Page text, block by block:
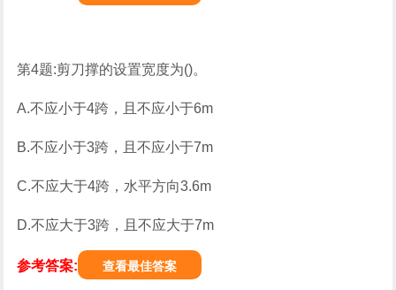
第4题:剪刀撑的设置宽度为()。
A.不应小于4跨，且不应小于6m
B.不应小于3跨，且不应小于7m
C.不应大于4跨，水平方向3.6m
D.不应大于3跨，且不应大于7m
参考答案: 查看最佳答案